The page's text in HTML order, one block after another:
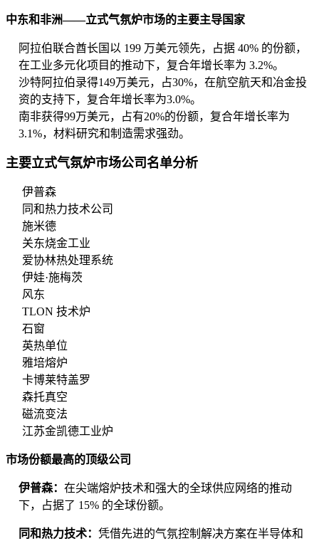
中东和非洲——立式气氛炉市场的主要主导国家
阿拉伯联合酋长国以 199 万美元领先，占据 40% 的份额，
在工业多元化项目的推动下，复合年增长率为 3.2%。
沙特阿拉伯录得149万美元，占30%，在航空航天和冶金投
资的支持下，复合年增长率为3.0%。
南非获得99万美元，占有20%的份额，复合年增长率为
3.1%，材料研究和制造需求强劲。
主要立式气氛炉市场公司名单分析
伊普森
同和热力技术公司
施米德
关东烧金工业
爱协林热处理系统
伊娃·施梅茨
风东
TLON 技术炉
石窗
英热单位
雅培熔炉
卡博莱特盖罗
森托真空
磁流变法
江苏金凯德工业炉
市场份额最高的顶级公司
伊普森： 在尖端熔炉技术和强大的全球供应网络的推动
下，占据了 15% 的全球份额。
同和热力技术： 凭借先进的气氛控制解决方案在半导体和